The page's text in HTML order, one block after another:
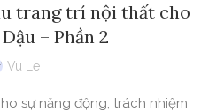
trang trí nội thất cho
– Phần 2
Vu Le